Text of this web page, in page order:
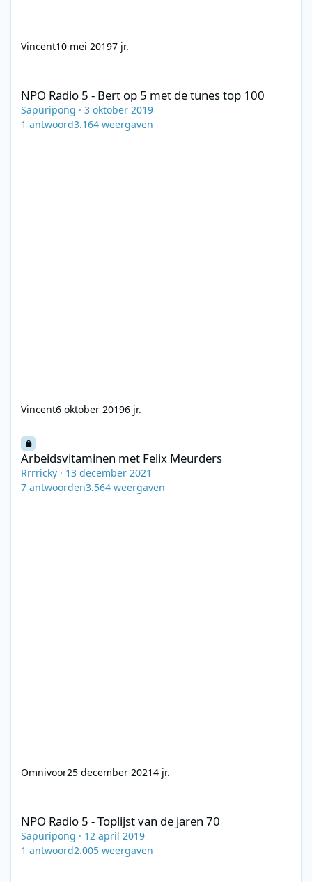
Vincent10 mei 20197 jr.
NPO Radio 5 - Bert op 5 met de tunes top 100
Sapuripong · 3 oktober 2019
1 antwoord3.164 weergaven
Vincent6 oktober 20196 jr.
Arbeidsvitaminen met Felix Meurders
Rrrricky · 13 december 2021
7 antwoorden3.564 weergaven
Omnivoor25 december 20214 jr.
NPO Radio 5 - Toplijst van de jaren 70
Sapuripong · 12 april 2019
1 antwoord2.005 weergaven